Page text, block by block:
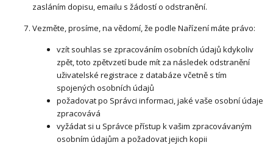
zasláním dopisu, emailu s žádostí o odstranění.
Vezměte, prosíme, na vědomí, že podle Nařízení máte právo:
vzít souhlas se zpracováním osobních údajů kdykoliv
zpět, toto zpětvzetí bude mít za následek odstranění
uživatelské registrace z databáze včetně s tím
spojených osobních údajů
požadovat po Správci informaci, jaké vaše osobní údaje
zpracovává
vyžádat si u Správce přístup k vašim zpracovávaným
osobním údajům a požadovat jejich kopii